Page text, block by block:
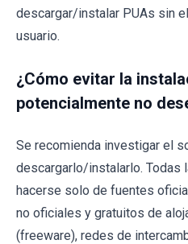
descargar/instalar PUAs sin
usuario.
¿Cómo evitar la
potencialmente no
Se recomienda investigar el
descargarlo/instalarlo. Todas
hacerse solo de fuentes
no oficiales y gratuitos de
(freeware), redes de